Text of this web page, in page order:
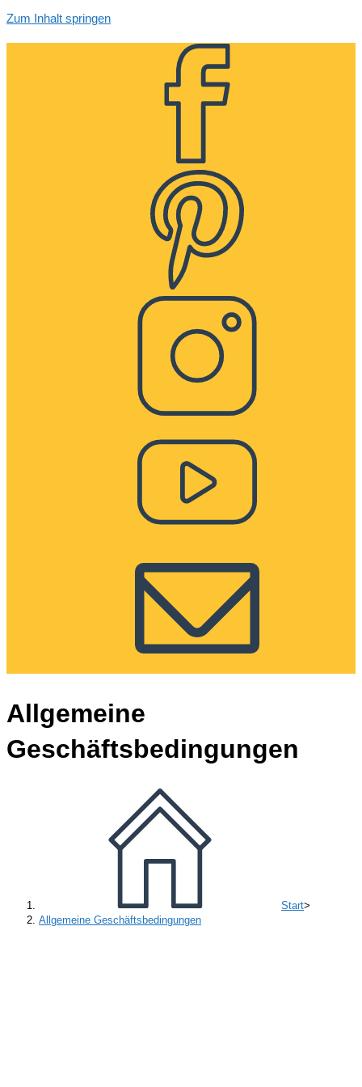
Zum Inhalt springen
Allgemeine
Geschäftsbedingungen
Start>
Allgemeine Geschäftsbedingungen